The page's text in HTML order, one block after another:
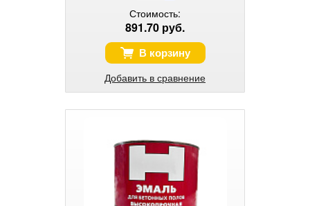
Стоимость:
891.70 руб.
В корзину
Добавить в сравнение